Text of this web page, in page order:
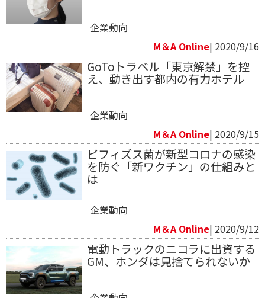
企業動向
M＆A Online| 2020/9/16
GoToトラベル「東京解禁」を控
え、動き出す都内の有力ホテル
企業動向
M＆A Online| 2020/9/15
ビフィズス菌が新型コロナの感染
を防ぐ「新ワクチン」の仕組みと
は
企業動向
M＆A Online| 2020/9/12
電動トラックのニコラに出資する
GM、ホンダは見捨てられないか